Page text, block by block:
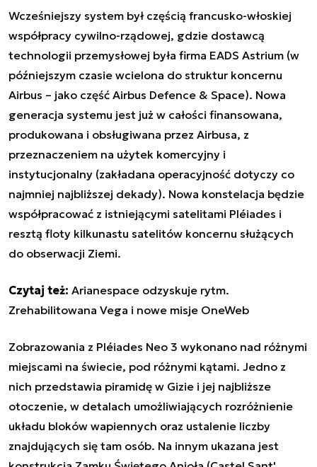
Wcześniejszy system był częścią francusko-włoskiej
współpracy cywilno-rządowej, gdzie dostawcą
technologii przemysłowej była firma EADS Astrium (w
późniejszym czasie wcielona do struktur koncernu
Airbus – jako część Airbus Defence & Space). Nowa
generacja systemu jest już w całości finansowana,
produkowana i obsługiwana przez Airbusa, z
przeznaczeniem na użytek komercyjny i
instytucjonalny (zakładana operacyjność dotyczy co
najmniej najbliższej dekady). Nowa konstelacja będzie
współpracować z istniejącymi satelitami Pléiades i
resztą floty kilkunastu satelitów koncernu służących
do obserwacji Ziemi.
Czytaj też: Arianespace odzyskuje rytm.
Zrehabilitowana Vega i nowe misje OneWeb
Zobrazowania z Pléiades Neo 3 wykonano nad różnymi
miejscami na świecie, pod różnymi kątami. Jedno z
nich przedstawia piramidę w Gizie i jej najbliższe
otoczenie, w detalach umożliwiających rozróżnienie
układu bloków wapiennych oraz ustalenie liczby
znajdujących się tam osób. Na innym ukazana jest